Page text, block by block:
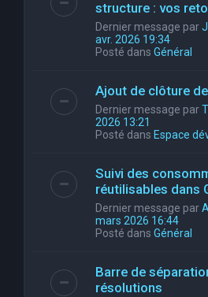
structure : vos
Dernier message par
avr. 2026 19:34
Posté dans Général
Ajout de clôture
Dernier message par
2026 13:21
Posté dans Espace
Suivi des
réutilisables dans
Dernier message par
mars 2026 16:44
Posté dans Général
Barre de
résolutions